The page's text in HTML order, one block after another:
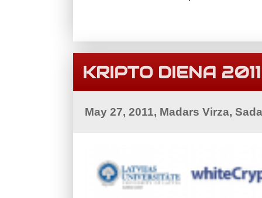
KRIPTO DIENA 2011
May 27, 2011, Madars Virza,